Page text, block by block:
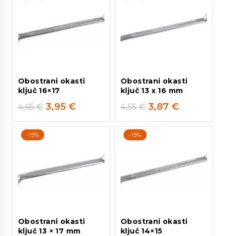
Obostrani okasti
ključ 16×17
4,65€ 3,95 €
Obostrani okasti
ključ 13 x 16 mm
4,55€ 3,87 €
-15%
Obostrani okasti
ključ 13 × 17 mm
-15%
Obostrani okasti
ključ 14×15